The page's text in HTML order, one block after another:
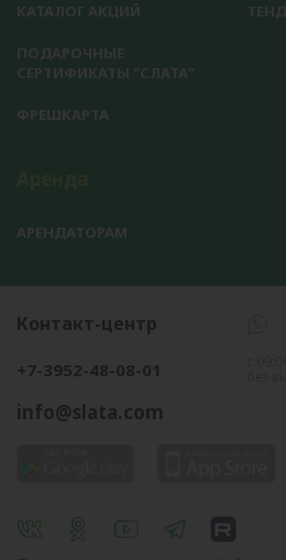
КАТАЛОГ АКЦИЙ
ПОДАРОЧНЫЕ
СЕРТИФИКАТЫ "СЛАТА"
ФРЕШКАРТА
АРЕНДАТОРАМ
Контакт-центр
+7-3952-48-08-01
info@slata.com